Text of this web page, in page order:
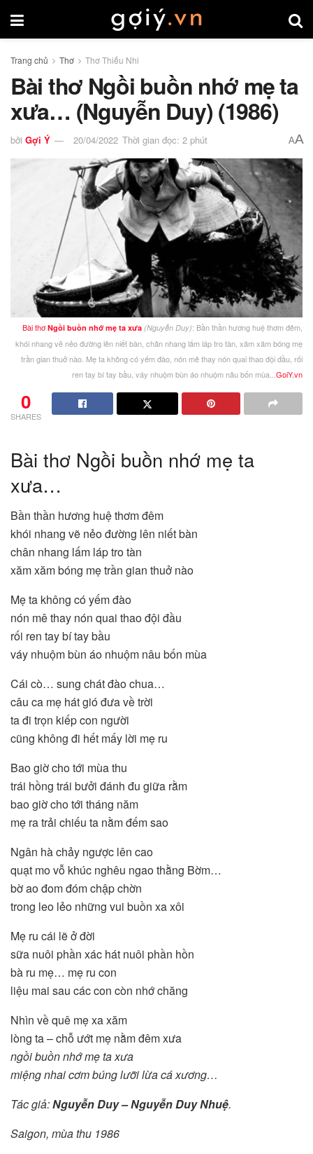
Trang chủ Thơ Thơ Thiếu Nhi
Bài thơ Ngồi buồn nhớ mẹ ta
xưa… (Nguyễn Duy) (1986)
bởi Gợi Ý 20/04/2022 Thời gian đọc: 2 phút AA
Bài thơNgồi buồn nhớ mẹ ta xưa (Nguyễn Duy): Bần thần hương huệ thơm đêm,
khói nhang vẽ nẻo đường lên niết bàn, chân nhang lấm láp tro tàn, xăm xăm bóng mẹ
trần gian thuở nào. Mẹ ta không có yếm đào, nón mê thay nón quai thao đội đầu, rối
ren tay bí tay bầu, váy nhuộm bùn áo nhuộm nâu bốn mùa... GoiY.vn
0
SHARES
Bài thơ Ngồi buồn nhớ mẹ ta
xưa…
Bần thần hương huệ thơm đêm
khói nhang vẽ nẻo đường lên niết bàn
chân nhang lấm láp tro tàn
xăm xăm bóng mẹ trần gian thuở nào
Mẹ ta không có yếm đào
nón mê thay nón quai thao đội đầu
rối ren tay bí tay bầu
váy nhuộm bùn áo nhuộm nâu bốn mùa
Cái cò… sung chát đào chua…
câu ca mẹ hát gió đưa về trời
ta đi trọn kiếp con người
cũng không đi hết mấy lời mẹ ru
Bao giờ cho tới mùa thu
trái hồng trái bưởi đánh đu giữa rằm
bao giờ cho tới tháng năm
mẹ ra trải chiếu ta nằm đếm sao
Ngân hà chảy ngược lên cao
quạt mo vỗ khúc nghêu ngao thằng Bờm…
bờ ao đom đóm chập chờn
trong leo lẻo những vui buồn xa xôi
Mẹ ru cái lẽ ở đời
sữa nuôi phần xác hát nuôi phần hồn
bà ru mẹ… mẹ ru con
liệu mai sau các con còn nhớ chăng
Nhìn về quê mẹ xa xăm
lòng ta – chỗ ướt mẹ nằm đêm xưa
ngồi buồn nhớ mẹ ta xưa
miệng nhai cơm búng lưỡi lừa cá xương…
Tác giả:Nguyễn Duy – Nguyễn Duy Nhuệ.
Saigon, mùa thu 1986